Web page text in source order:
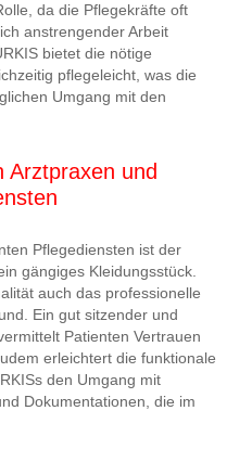
da die Pflegekräfte oft
anstrengender Arbeit
bietet die nötige
pflegeleicht, was die
Umgang mit den
Arztpraxen und
Pflegediensten ist der
gängiges Kleidungsstück.
auch das professionelle
Ein gut sitzender und
Patienten Vertrauen
erleichtert die funktionale
den Umgang mit
Dokumentationen, die im